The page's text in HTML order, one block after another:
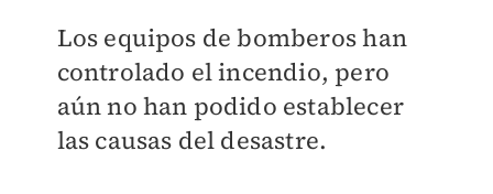
Los equipos de bomberos han
controlado el incendio, pero
aún no han podido establecer
las causas del desastre.